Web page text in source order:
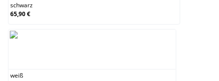
schwarz
65,90 €
weiß